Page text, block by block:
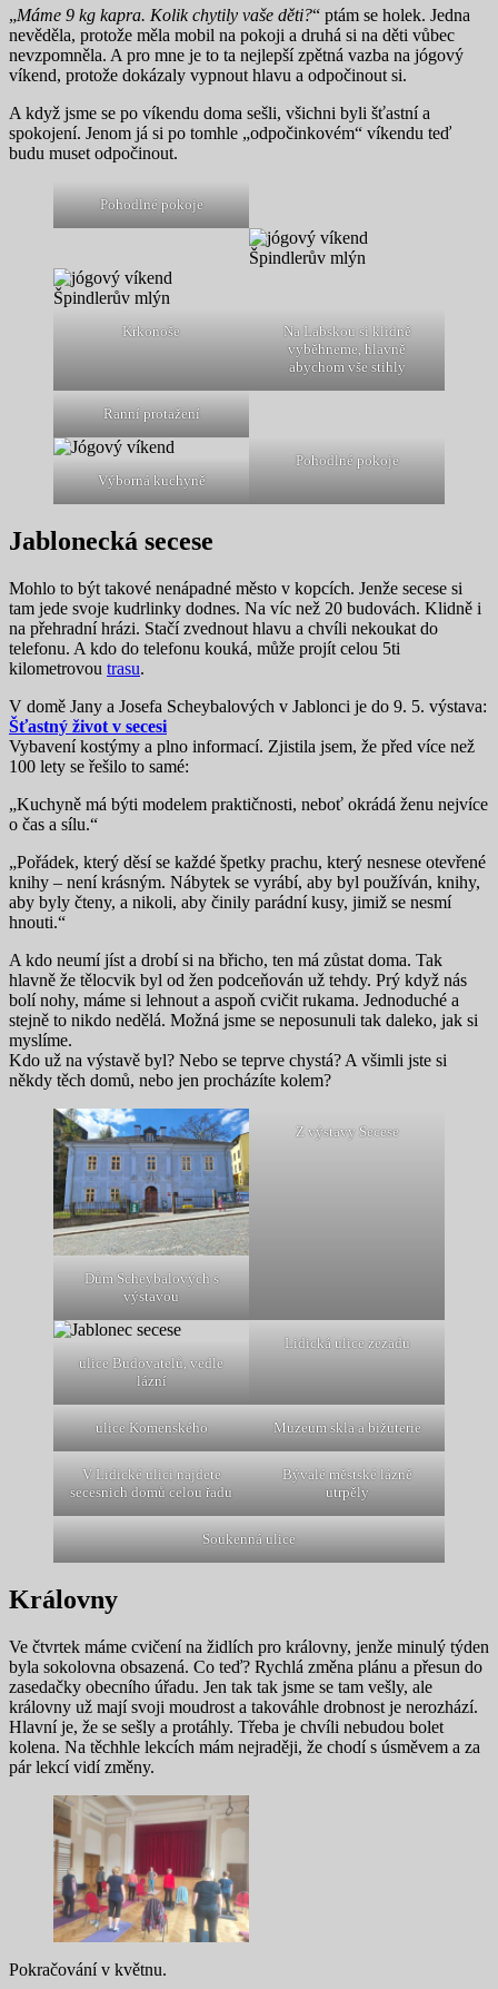
„Máme 9 kg kapra. Kolik chytily vaše děti?“ ptám se holek. Jedna
nevěděla, protože měla mobil na pokoji a druhá si na děti vůbec
nevzpomněla. A pro mne je to ta nejlepší zpětná vazba na jógový
víkend, protože dokázaly vypnout hlavu a odpočinout si.
A když jsme se po víkendu doma sešli, všichni byli šťastní a
spokojení. Jenom já si po tomhle „odpočinkovém“ víkendu teď
budu muset odpočinout.
Pohodlné pokoje
Krkonoše
Na Labskou si klidně
vyběhneme, hlavně
abychom vše stihly
Ranní protažení
Výborná kuchyně
Pohodlné pokoje
Jablonecká secese
Mohlo to být takové nenápadné město v kopcích. Jenže secese si
tam jede svoje kudrlinky dodnes. Na víc než 20 budovách. Klidně i
na přehradní hrázi. Stačí zvednout hlavu a chvíli nekoukat do
telefonu. A kdo do telefonu kouká, může projít celou 5ti
kilometrovou trasu.
V domě Jany a Josefa Scheybalových v Jablonci je do 9. 5. výstava:
Šťastný život v secesi
Vybavení kostýmy a plno informací. Zjistila jsem, že před více než
100 lety se řešilo to samé:
„Kuchyně má býti modelem praktičnosti, neboť okrádá ženu nejvíce
o čas a sílu.“
„Pořádek, který děsí se každé špetky prachu, který nesnese otevřené
knihy – není krásným. Nábytek se vyrábí, aby byl používán, knihy,
aby byly čteny, a nikoli, aby činily parádní kusy, jimiž se nesmí
hnouti.“
A kdo neumí jíst a drobí si na břicho, ten má zůstat doma. Tak
hlavně že tělocvik byl od žen podceňován už tehdy. Prý když nás
bolí nohy, máme si lehnout a aspoň cvičit rukama. Jednoduché a
stejně to nikdo nedělá. Možná jsme se neposunuli tak daleko, jak si
myslíme.
Kdo už na výstavě byl? Nebo se teprve chystá? A všimli jste si
někdy těch domů, nebo jen procházíte kolem?
Dům Scheybalových s
výstavou
Z výstavy Secese
ulice Budovatelů, vedle
lázní
Lidická ulice zezadu
ulice Komenského Muzeum skla a bižuterie
V Lidické ulici najdete
secesnich domů celou řadu
Bývalé městské lázně
utrpěly
Soukenná ulice
Královny
Ve čtvrtek máme cvičení na židlích pro královny, jenže minulý týden
byla sokolovna obsazená. Co teď? Rychlá změna plánu a přesun do
zasedačky obecního úřadu. Jen tak tak jsme se tam vešly, ale
královny už mají svoji moudrost a takováhle drobnost je nerozhází.
Hlavní je, že se sešly a protáhly. Třeba je chvíli nebudou bolet
kolena. Na těchhle lekcích mám nejraději, že chodí s úsměvem a za
pár lekcí vidí změny.
Pokračování v květnu.